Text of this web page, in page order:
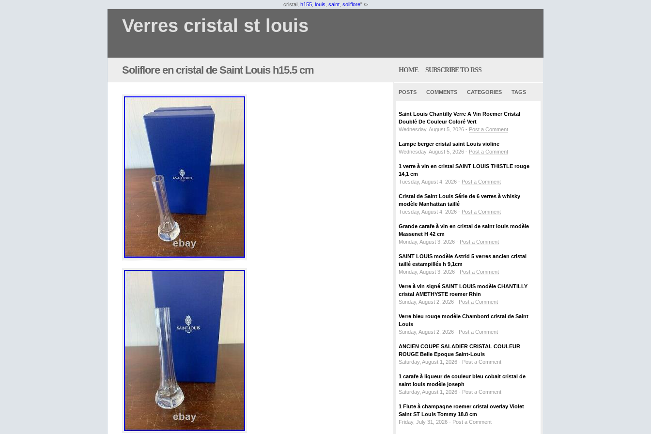
cristal, h155, louis saint, soliflore" />
Verres cristal st louis
Soliflore en cristal de Saint Louis h15.5 cm HOME SUBSCRIBE TO RSS
POSTS COMMENTS CATEGORIES TAGS
Saint Louis Chantilly Verre A Vin Roemer Cristal
Doublé De Couleur Coloré Vert
Wednesday, August 5, 2026 - Post a Comment
Lampe berger cristal saint Louis violine
Wednesday, August 5, 2026 - Post a Comment
1 verre à vin en cristal SAINT LOUIS THISTLE rouge
14,1 cm
Tuesday, August 4, 2026 - Post a Comment
Cristal de Saint Louis Série de 6 verres à whisky
modèle Manhattan taillé
Tuesday, August 4, 2026 - Post a Comment
Grande carafe à vin en cristal de saint louis modèle
Massenet H 42 cm
Monday, August 3, 2026 - Post a Comment
SAINT LOUIS modèle Astrid 5 verres ancien cristal
taillé estampillés h 9,1cm
Monday, August 3, 2026 - Post a Comment
Verre à vin signé SAINT LOUIS modèle CHANTILLY
cristal AMETHYSTE roemer Rhin
Sunday, August 2, 2026 - Post a Comment
Verre bleu rouge modèle Chambord cristal de Saint
Louis
Sunday, August 2, 2026 - Post a Comment
ANCIEN COUPE SALADIER CRISTAL COULEUR
ROUGE Belle Epoque Saint-Louis
Saturday, August 1, 2026 - Post a Comment
1 carafe à liqueur de couleur bleu cobalt cristal de
saint louis modèle joseph
Saturday, August 1, 2026 - Post a Comment
1 Flute à champagne roemer cristal overlay Violet
Saint ST Louis Tommy 18.8 cm
Friday, July 31, 2026 - Post a Comment